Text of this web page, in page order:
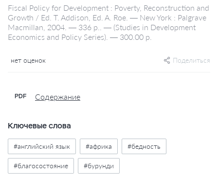
Fiscal Policy for Development : Poverty, Reconstruction and
Growth / Ed. T. Addison, Ed. A. Roe. — New York : Palgrave
Macmillan, 2004. — 336 p.. — (Studies in Development
Economics and Policy Series). — 300.00 р.
нет оценок Поделиться
PDF Содержание
Ключевые слова
#английский язык #африка #бедность
#благосостояние #бурунди